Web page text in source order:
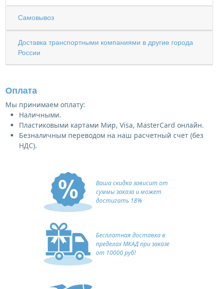
Самовывоз
Доставка транспортными компаниями в другие города
России
Оплата
Мы принимаем оплату:
Наличными.
Пластиковыми картами Мир, Visa, MasterCard онлайн.
Безналичным переводом на наш расчетный счет (без
НДС).
Ваша скидка зависит от
суммы заказа и может
достигать 18%
Бесплатная доставка в
пределах МКАД при заказе
от 10000 руб!